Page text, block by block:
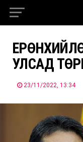
УЛСАД
23/11/2022, 13:34